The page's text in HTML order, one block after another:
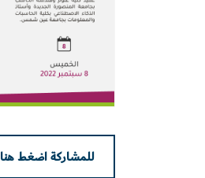
للمشاركة اضغط هنا